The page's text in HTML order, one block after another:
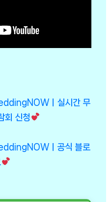
ㅣ실시간 무
회 신청
ㅣ공식 블로